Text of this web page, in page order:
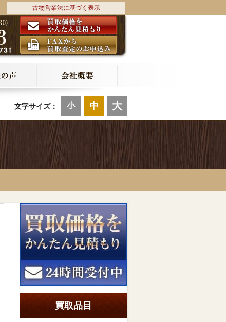
古物営業法に基づく表示
文字サイズ： 小 中 大
買取品目